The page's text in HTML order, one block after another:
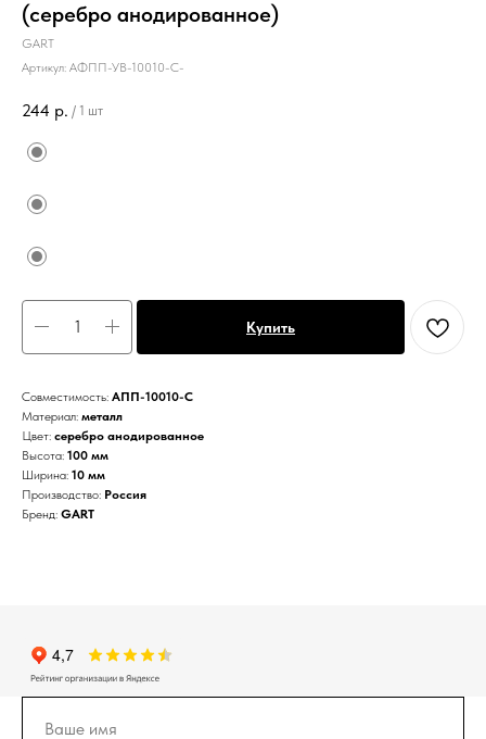
(серебро анодированное)
GART
Артикул: АФПП-УВ-10010-С-
244 р. / 1 шт
Купить
Совместимость: АПП-10010-С
Материал: металл
Цвет: серебро анодированное
Высота: 100 мм
Ширина: 10 мм
Производство: Россия
Бренд: GART